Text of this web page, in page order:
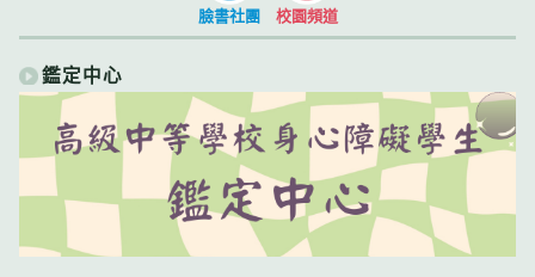
臉書社團 校園頻道
鑑定中心